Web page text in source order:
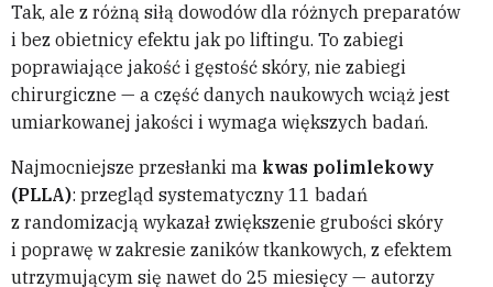
Tak, ale z różną siłą dowodów dla różnych preparatów
i bez obietnicy efektu jak po liftingu. To zabiegi
poprawiające jakość i gęstość skóry, nie zabiegi
chirurgiczne — a część danych naukowych wciąż jest
umiarkowanej jakości i wymaga większych badań.
Najmocniejsze przesłanki ma kwas polimlekowy
(PLLA): przegląd systematyczny 11 badań
z randomizacją wykazał zwiększenie grubości skóry
i poprawę w zakresie zaników tkankowych, z efektem
utrzymującym się nawet do 25 miesięcy — autorzy